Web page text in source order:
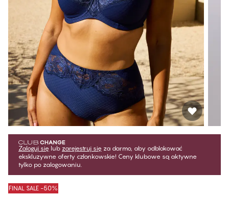
Zaloguj się lub zarejestruj się za darmo, aby odblokować
ekskluzywne oferty członkowskie! Ceny klubowe są aktywne
tylko po zalogowaniu.
FINAL SALE -50%